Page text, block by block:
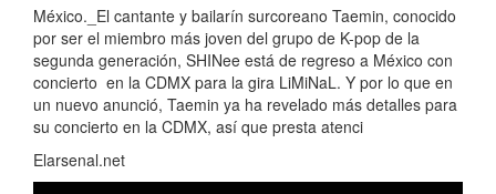
México._El cantante y bailarín surcoreano Taemin, conocido
por ser el miembro más joven del grupo de K-pop de la
segunda generación, SHINee está de regreso a México con
concierto en la CDMX para la gira LiMiNaL. Y por lo que en
un nuevo anunció, Taemin ya ha revelado más detalles para
su concierto en la CDMX, así que presta atenci
Elarsenal.net